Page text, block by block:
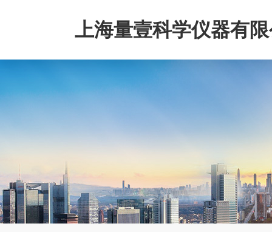
上海量壹科学仪器有